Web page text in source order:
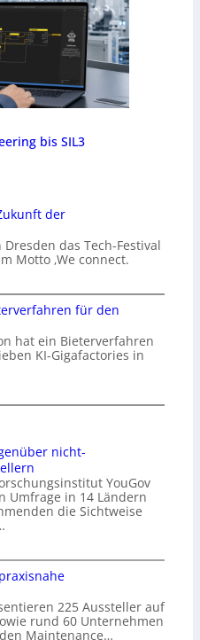
bis SIL3
der
das Tech-Festival
Motto ‚We connect.
für den
hat ein Bieterverfahren
KI-Gigafactories in
nicht-
YouGov
Umfrage in 14 Ländern
die Sichtweise
225 Aussteller auf
rund 60 Unternehmen
Maintenance…